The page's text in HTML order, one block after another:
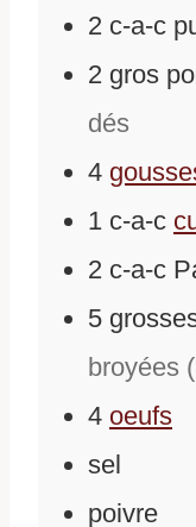
2 c-a-c
2 gros
dés
4
1 c-a-c
2 c-a-c
5
broyées
4 oeufs
sel
poivre